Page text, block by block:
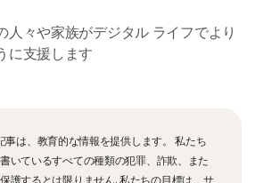
人々や家族がデジタル ライフでより
に支援します
事は、教育的な情報を提供します。 私たち
いているすべての種類の犯罪、詐欺、また
護するとは限りません. 私たちの目標は、サ